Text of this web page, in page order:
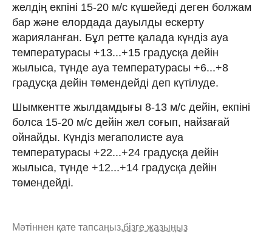
желдің екпіні 15-20 м/с күшейеді деген болжам
бар және елордада дауылды ескерту
жарияланған. Бұл ретте қалада күндіз ауа
температурасы +13...+15 градусқа дейін
жылыса, түнде ауа температурасы +6...+8
градусқа дейін төмендейді деп күтілуде.
Шымкентте жылдамдығы 8-13 м/с дейін, екпіні
болса 15-20 м/с дейін жел соғып, найзағай
ойнайды. Күндіз мегаполисте ауа
температурасы +22...+24 градусқа дейін
жылыса, түнде +12...+14 градусқа дейін
төмендейді.
Мәтіннен қате тапсаңыз,бізге жазыңыз